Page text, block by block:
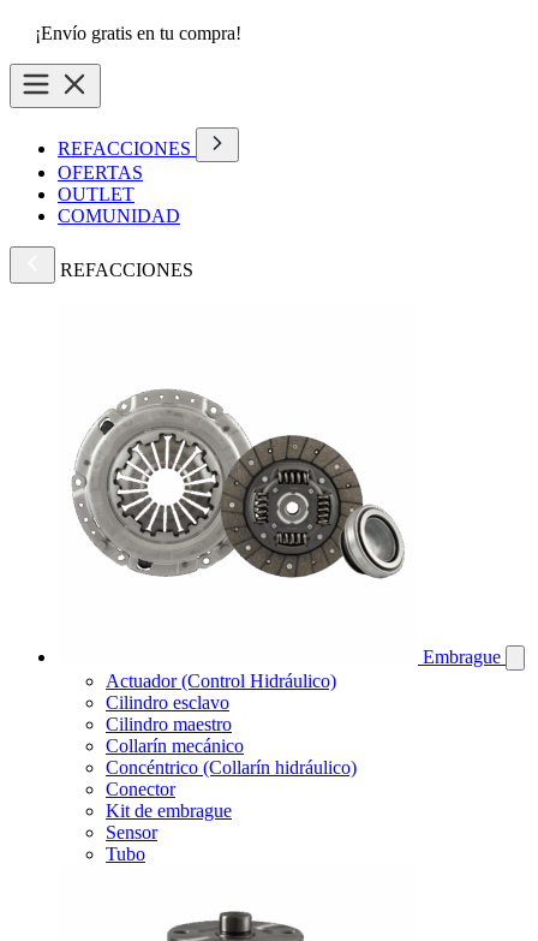
¡Envío gratis en tu compra!
REFACCIONES
OFERTAS
OUTLET
COMUNIDAD
REFACCIONES
Embrague
Actuador (Control Hidráulico)
Cilindro esclavo
Cilindro maestro
Collarín mecánico
Concéntrico (Collarín hidráulico)
Conector
Kit de embrague
Sensor
Tubo